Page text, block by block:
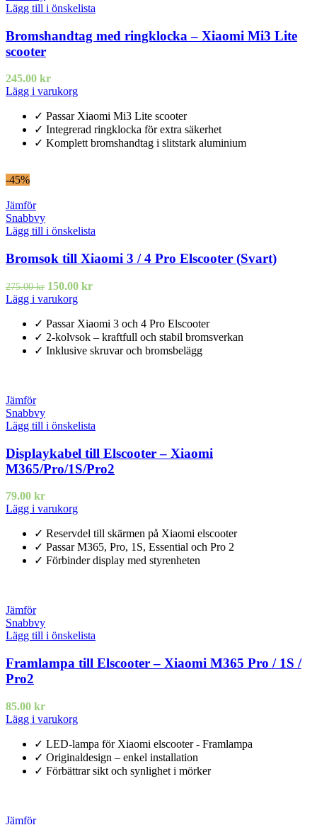
Lägg till i önskelista
Bromshandtag med ringklocka – Xiaomi Mi3 Lite
scooter
245.00 kr
Lägg i varukorg
✓ Passar Xiaomi Mi3 Lite scooter
✓ Integrerad ringklocka för extra säkerhet
✓ Komplett bromshandtag i slitstark aluminium
-45%
Jämför
Snabbvy
Lägg till i önskelista
Bromsok till Xiaomi 3 / 4 Pro Elscooter (Svart)
275.00kr 150.00 kr
Lägg i varukorg
✓ Passar Xiaomi 3 och 4 Pro Elscooter
✓ 2-kolvsok – kraftfull och stabil bromsverkan
✓ Inklusive skruvar och bromsbelägg
Jämför
Snabbvy
Lägg till i önskelista
Displaykabel till Elscooter – Xiaomi
M365/Pro/1S/Pro2
79.00 kr
Lägg i varukorg
✓ Reservdel till skärmen på Xiaomi elscooter
✓ Passar M365, Pro, 1S, Essential och Pro 2
✓ Förbinder display med styrenheten
Jämför
Snabbvy
Lägg till i önskelista
Framlampa till Elscooter – Xiaomi M365 Pro / 1S /
Pro2
85.00 kr
Lägg i varukorg
✓ LED-lampa för Xiaomi elscooter - Framlampa
✓ Originaldesign – enkel installation
✓ Förbättrar sikt och synlighet i mörker
Jämför